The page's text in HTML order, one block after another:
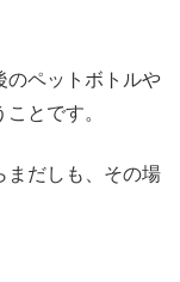
のペットボトルや
とです。
まだしも、その場